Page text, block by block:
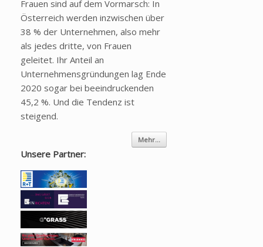
Frauen sind auf dem Vormarsch: In
Österreich werden inzwischen über
38 % der Unternehmen, also mehr
als jedes dritte, von Frauen
geleitet. Ihr Anteil an
Unternehmensgründungen lag Ende
2020 sogar bei beeindruckenden
45,2 %. Und die Tendenz ist
steigend.
Mehr...
Unsere Partner: